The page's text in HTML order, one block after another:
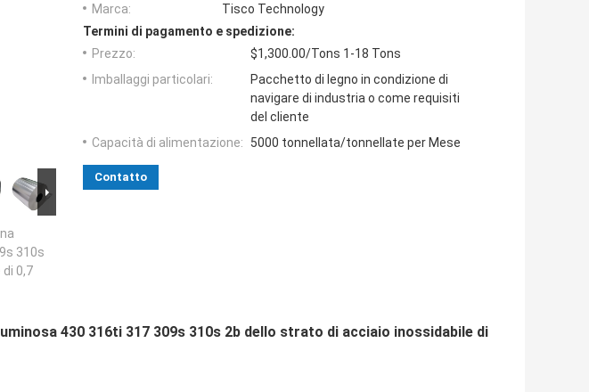
310s
0,7
Marca:
Tisco Technology
Termini di pagamento e spedizione:
Prezzo:
$1,300.00/Tons 1-18 Tons
Imballaggi particolari:
Pacchetto di legno in condizione di
navigare di industria o come requisiti
del cliente
Capacità di alimentazione:
5000 tonnellata/tonnellate per Mese
Contatto
430 316ti 317 309s 310s 2b dello strato di acciaio inossidabile di